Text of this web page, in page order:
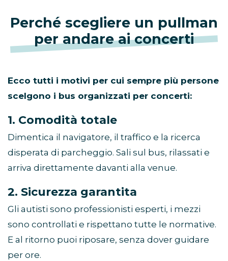
Perché scegliere un pullman
per andare ai concerti
Ecco tutti i motivi per cui sempre più persone
scelgono i bus organizzati per concerti:
1. Comodità totale
Dimentica il navigatore, il traffico e la ricerca
disperata di parcheggio. Sali sul bus, rilassati e
arriva direttamente davanti alla venue.
2. Sicurezza garantita
Gli autisti sono professionisti esperti, i mezzi
sono controllati e rispettano tutte le normative.
E al ritorno puoi riposare, senza dover guidare
per ore.